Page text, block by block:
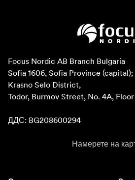
Focus Nordic AB Branch Bulgaria
Sofia 1606, Sofia Province
Krasno Selo District,
Todor, Burmov Street, No. 4A, Floor
ДДС: BG208600294
Намерете на